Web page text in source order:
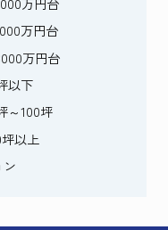
万円台
万円台
以下
～100坪
以上
ン